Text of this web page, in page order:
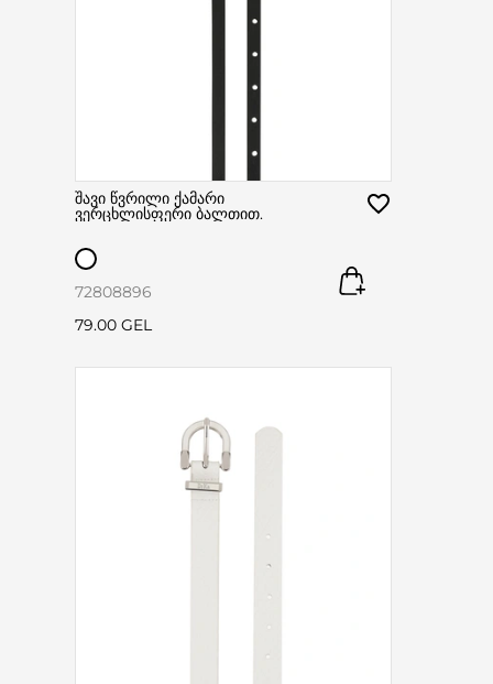
შავი წვრილი ქამარი
ვერცხლისფერი ბალთით.
72808896
79.00 GEL